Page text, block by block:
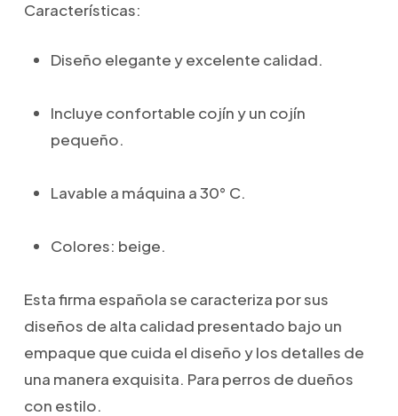
Características:
Diseño elegante y excelente calidad.
Incluye confortable cojín y un cojín
pequeño.
Lavable a máquina a 30° C.
Colores: beige.
Esta firma española se caracteriza por sus
diseños de alta calidad presentado bajo un
empaque que cuida el diseño y los detalles de
una manera exquisita. Para perros de dueños
con estilo.